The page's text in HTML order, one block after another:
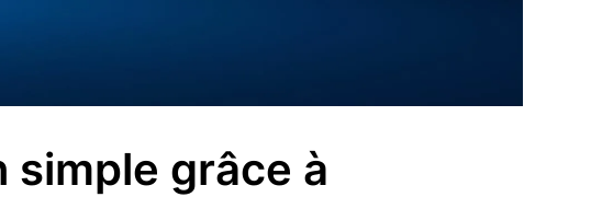
simple grâce à